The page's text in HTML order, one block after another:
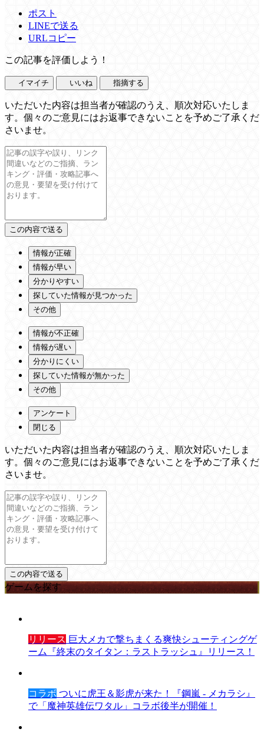
ポスト
LINEで送る
URLコピー
この記事を評価しよう！
イマイチ いいね 指摘する
いただいた内容は担当者が確認のうえ、順次対応いたしま
す。個々のご意見にはお返事できないことを予めご了承くだ
さいませ。
情報が正確
情報が早い
分かりやすい
探していた情報が見つかった
その他
情報が不正確
情報が遅い
分かりにくい
探していた情報が無かった
その他
アンケート
閉じる
いただいた内容は担当者が確認のうえ、順次対応いたしま
す。個々のご意見にはお返事できないことを予めご了承くだ
さいませ。
ゲームを探す
リリース 巨大メカで撃ちまくる爽快シューティングゲ
ーム『終末のタイタン：ラストラッシュ』リリース！
コラボ ついに虎王＆影虎が来た！『鋼嵐 - メカラシ』
で「魔神英雄伝ワタル」コラボ後半が開催！